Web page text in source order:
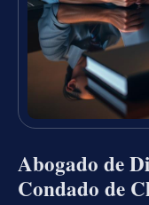
Abogado de
Condado de